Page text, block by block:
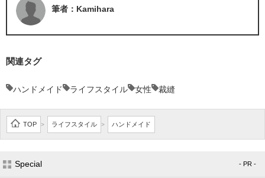
筆者：Kamihara
関連タグ
ハンドメイド ライフスタイル 女性 裁縫
TOP > ライフスタイル > ハンドメイド
Special - PR -